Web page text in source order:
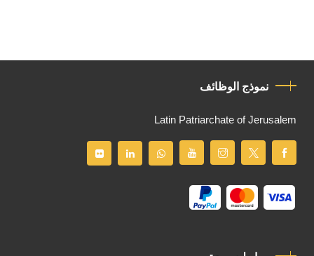
نموذج الوظائف
Latin Patriarchate of Jerusalem